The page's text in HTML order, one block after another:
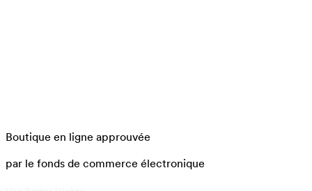
Boutique en ligne approuvée
par le fonds de commerce électronique